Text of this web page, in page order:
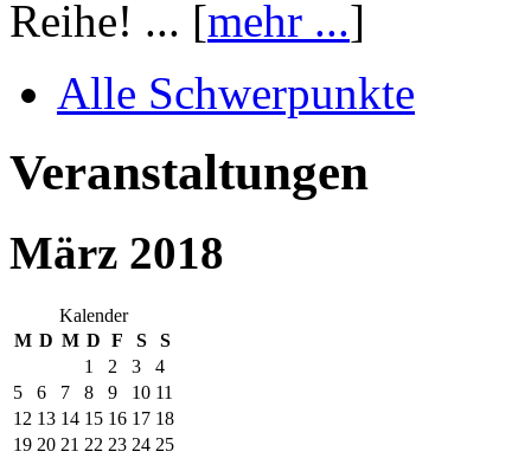
Reihe! ... [mehr ...]
Alle Schwerpunkte
Veranstaltungen
März 2018
Kalender
M D M D F S
S
1
2 3
4
5
6 7 8 9 10 11
12 13 14 15 16 17 18
19 20 21 22 23 24 25